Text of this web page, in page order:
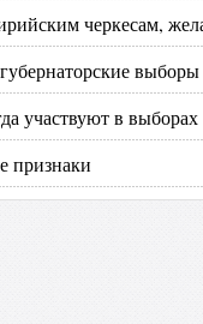
черкесам,
выборы
участвуют в выборах
признаки